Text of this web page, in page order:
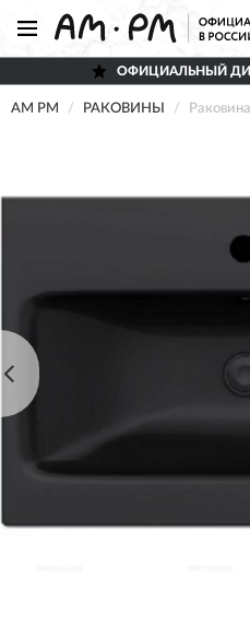
ОФИЦИАЛЬНЫЙ
AM PM РАКОВИНЫ